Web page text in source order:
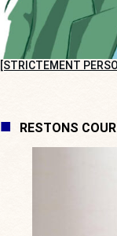
[STRICTEMENT
RESTONS